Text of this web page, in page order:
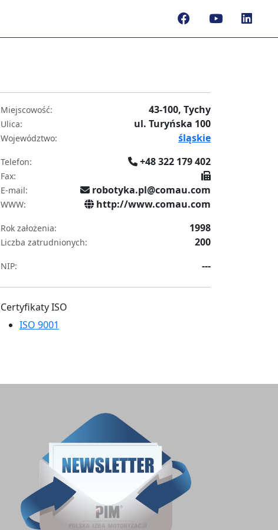
Miejscowość: 43-100, Tychy
Ulica: ul. Turyńska 100
Województwo: śląskie
Telefon: +48 322 179 402
Fax:
E-mail:
robotyka.pl@comau.com
WWW: http://www.comau.com
Rok założenia: 1998
Liczba zatrudnionych: 200
NIP: ---
Certyfikaty ISO
ISO 9001
ZAPISZ SIĘ DO NEWSLETTERA
E-mail
Zapisz się